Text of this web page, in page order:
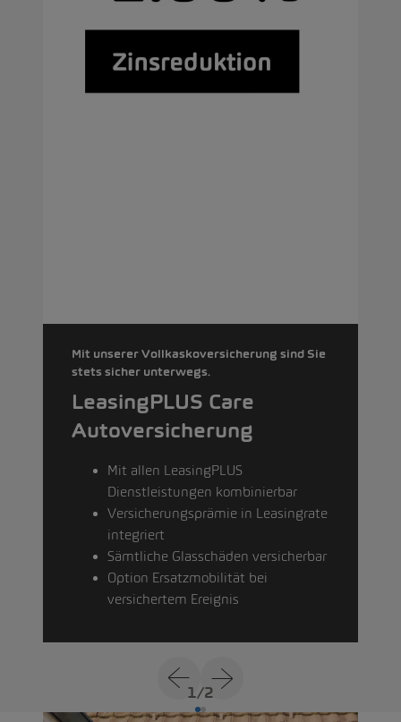
Mit unserer Vollkaskoversicherung sind Sie
stets sicher unterwegs.
LeasingPLUS Care
Autoversicherung
Mit allen LeasingPLUS
Dienstleistungen kombinierbar
Versicherungsprämie in Leasingrate
integriert
Sämtliche Glasschäden versicherbar
Option Ersatzmobilität bei
versichertem Ereignis
1/2